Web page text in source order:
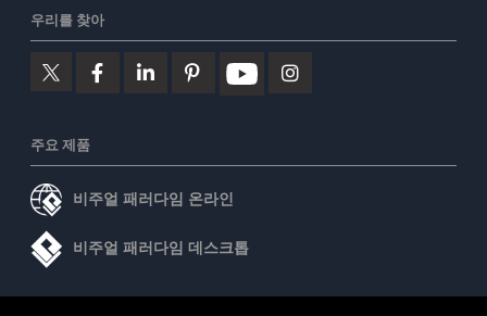
우리를 찾아
주요 제품
비주얼 패러다임 온라인
비주얼 패러다임 데스크톱